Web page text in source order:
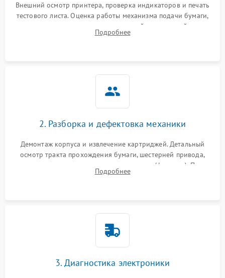
Внешний осмотр принтера, проверка индикаторов и печать
тестового листа. Оценка работы механизма подачи бумаги,
выявление посторонних шумов, замятий и первичный анализ
дефектов печати (полосы, фон, пробелы).
Подробнее
2. Разборка и дефектовка механики
Демонтаж корпуса и извлечение картриджей. Детальный
осмотр тракта прохождения бумаги, шестерней привода,
роликов захвата и узла термозакрепления (фьюзера). Поиск
физического износа и повреждений деталей.
Подробнее
3. Диагностика электроники